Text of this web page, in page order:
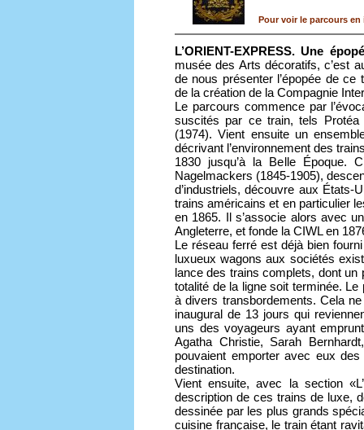
Pour voir le parcours
L’ORIENT-EXPRESS. Une
musée des Arts décoratifs, c’est
de nous présenter l’épopée de ce
de la création de la Compagnie
Le parcours commence par
suscités par ce train, tels
(1974). Vient ensuite un
décrivant l’environnement des
1830 jusqu’à la Belle Époque.
Nagelmackers (1845-1905),
d’industriels, découvre aux États-
trains américains et en particulier
en 1865. Il s’associe alors avec
Angleterre, et fonde la CIWL en
Le réseau ferré est déjà bien
luxueux wagons aux sociétés
lance des trains complets, dont un
totalité de la ligne soit terminée.
à divers transbordements. Cela
inaugural de 13 jours qui
uns des voyageurs ayant
Agatha Christie, Sarah
pouvaient emporter avec eux
destination.
Vient ensuite, avec la section
description de ces trains de luxe,
dessinée par les plus grands
cuisine française, le train étant